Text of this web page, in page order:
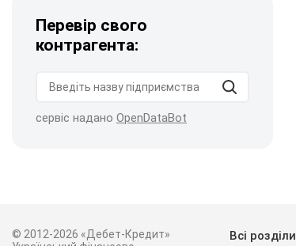
Перевір свого
контрагента:
сервіс надано OpenDataBot
© 2012-2026 «Дебет-Кредит»
Всі розділи